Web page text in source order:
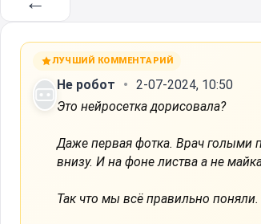
ЛУЧШИЙ КОММЕНТАРИЙ
Не робот
2-07-2024, 10:50
Это нейросетка дорисовала?
Даже первая фотка. Врач голыми
внизу. И на фоне листва а не
Так что мы всё правильно поняли.